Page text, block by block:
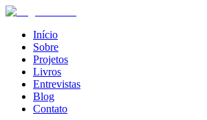
Início
Sobre
Projetos
Livros
Entrevistas
Blog
Contato